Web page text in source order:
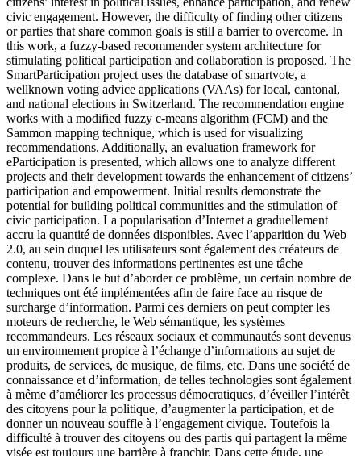
civic engagement. However, the difficulty of finding other citizens
or parties that share common goals is still a barrier to overcome. In
this work, a fuzzy-based recommender system architecture for
stimulating political participation and collaboration is proposed. The
SmartParticipation project uses the database of smartvote, a
wellknown voting advice applications (VAAs) for local, cantonal,
and national elections in Switzerland. The recommendation engine
works with a modified fuzzy c-means algorithm (FCM) and the
Sammon mapping technique, which is used for visualizing
recommendations. Additionally, an evaluation framework for
eParticipation is presented, which allows one to analyze different
projects and their development towards the enhancement of citizens’
participation and empowerment. Initial results demonstrate the
potential for building political communities and the stimulation of
civic participation. La popularisation d’Internet a graduellement
accru la quantité de données disponibles. Avec l’apparition du Web
2.0, au sein duquel les utilisateurs sont également des créateurs de
contenu, trouver des informations pertinentes est une tâche
complexe. Dans le but d’aborder ce problème, un certain nombre de
techniques ont été implémentées afin de faire face au risque de
surcharge d’information. Parmi ces derniers on peut compter les
moteurs de recherche, le Web sémantique, les systèmes
recommandeurs. Les réseaux sociaux et communautés sont devenus
un environnement propice à l’échange d’informations au sujet de
produits, de services, de musique, de films, etc. Dans une société de
connaissance et d’information, de telles technologies sont également
à même d’améliorer les processus démocratiques, d’éveiller l’intérêt
des citoyens pour la politique, d’augmenter la participation, et de
donner un nouveau souffle à l’engagement civique. Toutefois la
difficulté à trouver des citoyens ou des partis qui partagent la même
visée est toujours une barrière à franchir. Dans cette étude, une